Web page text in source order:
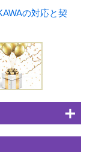
の対応と契